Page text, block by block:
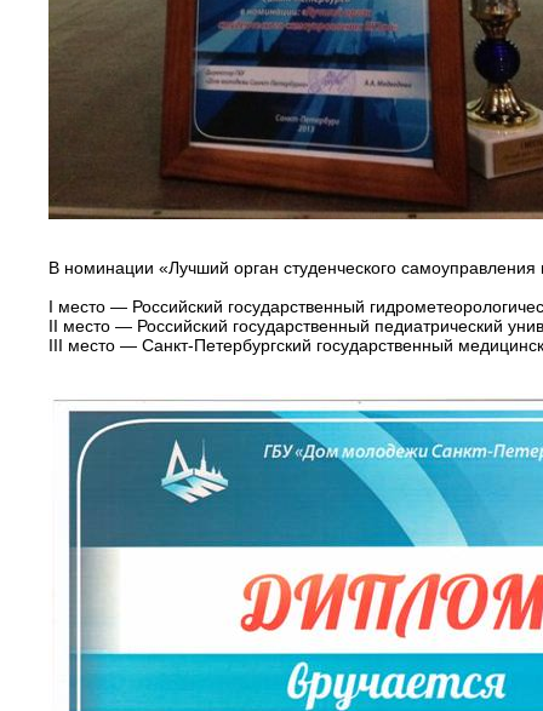
В номинации «Лучший орган студенческого
I место — Российский государственный
II место — Российский государственный педиатрический
III место — Санкт-Петербургский государственный